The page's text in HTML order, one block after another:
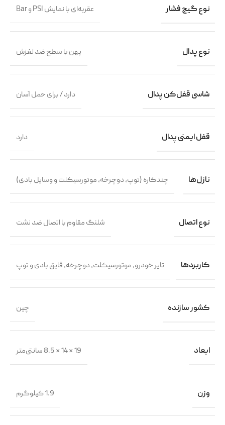
نوع گیج فشار عقربه‌ای با نمایش PSI و Bar
نوع پدال پهن با سطح ضد لغزش
شاسی قفل‌کن پدال دارد / برای حمل آسان
قفل ایمنی پدال دارد
نازل‌ها چندکاره (توپ، دوچرخه، موتورسیکلت و وسایل بادی)
نوع اتصال شلنگ مقاوم با اتصال ضد نشت
کاربردها تایر خودرو، موتورسیکلت، دوچرخه، قایق بادی و توپ
کشور سازنده چین
ابعاد 19 × 14 × 8.5 سانتی‌متر
وزن 1.9 کیلوگرم